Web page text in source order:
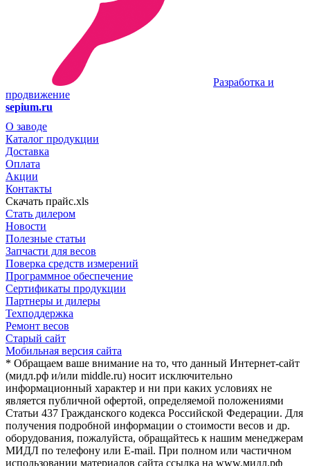
Разработка и
продвижение
sepium.ru
О заводе
Каталог продукции
Доставка
Оплата
Акции
Контакты
Скачать прайс.xls
Стать дилером
Новости
Полезные статьи
Запчасти для весов
Поверка средств измерений
Программное обеспечение
Сертификаты продукции
Партнеры и дилеры
Техподдержка
Ремонт весов
Старый сайт
Мобильная версия сайта
* Обращаем ваше внимание на то, что данный Интернет-сайт
(мидл.рф и/или middle.ru) носит исключительно
информационный характер и ни при каких условиях не
является публичной офертой, определяемой положениями
Статьи 437 Гражданского кодекса Российской Федерации. Для
получения подробной информации о стоимости весов и др.
оборудования, пожалуйста, обращайтесь к нашим менеджерам
МИДЛ по телефону или E-mail. При полном или частичном
использовании материалов сайта ссылка на www.мидл.рф